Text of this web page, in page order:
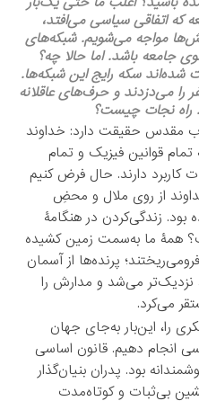
که اتفاقی سیاسی می‌افتد،
مواجه می‌شویم. شبکه‌های
جامعه باشد. اما حالا چه؟
سکه رایج این شبکه‌ها.
را می‌دزدند و حرف‌های عاقلانه
راه نجات چیست؟
مقدس حقیقت دارد: خداوند
قوانین فیزیک و تمام
کاربرد دارند. حال فرض کنیم
از روی ملال و محضِ
بود. زندگی‌کردن در هنگامۀ
همۀ ما به‌سمت زمین کشیده
پرنده‌ها از آسمان
نزدیک‌تر می‌شد و مدارش را
می‌کرد.
را، این‌بار به‌جای جهان
انجام دهیم. قانون اساسی
بود. پدران بنیان‌گذار
بی‌ثبات و کوتاه‌مدت